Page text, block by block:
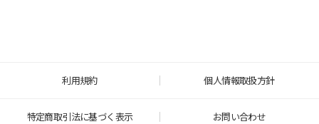
利用規約 個人情報取扱方針
特定商取引法に基づく表示 お問い合わせ